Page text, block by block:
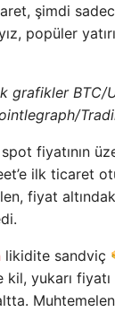
şimdi
popüler
grafikler BTC/
spot fiyatının
ilk ticaret
fiyat
likidite sandviç
kil, yukarı